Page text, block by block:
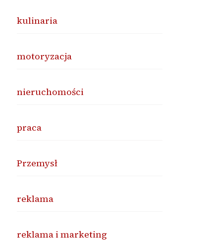
kulinaria
motoryzacja
nieruchomości
praca
Przemysł
reklama
reklama i marketing